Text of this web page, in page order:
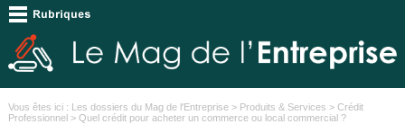
Vous êtes ici : Les dossiers du Mag de l'Entreprise> Produits & Services > Crédit
Professionnel> Quel crédit pour acheter un commerce ou local commercial ?